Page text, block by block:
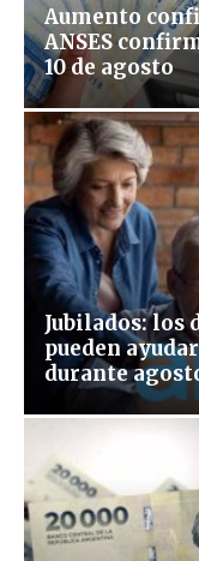
Aumento
ANSES
10 de agosto
Jubilados: los
pueden
durante